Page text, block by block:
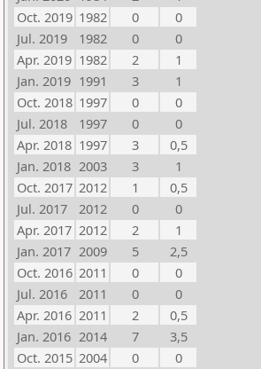
Oct. 2019 1982 0
0
Jul. 2019
1982 0
0
Apr. 2019 1982 2
1
Jan. 2019 1991 3
1
Oct. 2018 1997 0
0
Jul. 2018
1997 0
0
Apr. 2018 1997 3
0,5
Jan. 2018 2003 3
1
Oct. 2017 2012 1
0,5
Jul. 2017
2012 0
0
Apr. 2017 2012 2
1
Jan. 2017 2009 5
2,5
Oct. 2016 2011 0
0
Jul. 2016
2011 0
0
Apr. 2016 2011 2
0,5
Jan. 2016 2014 7
3,5
Oct. 2015 2004 0
0